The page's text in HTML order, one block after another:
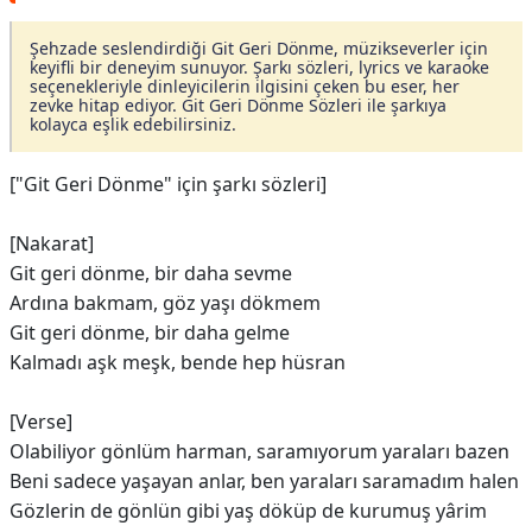
Şehzade seslendirdiği Git Geri Dönme, müzikseverler için
keyifli bir deneyim sunuyor. Şarkı sözleri, lyrics ve karaoke
seçenekleriyle dinleyicilerin ilgisini çeken bu eser, her
zevke hitap ediyor. Git Geri Dönme Sözleri ile şarkıya
kolayca eşlik edebilirsiniz.
["Git Geri Dönme" için şarkı sözleri]
[Nakarat]
Git geri dönme, bir daha sevme
Ardına bakmam, göz yaşı dökmem
Git geri dönme, bir daha gelme
Kalmadı aşk meşk, bende hep hüsran
[Verse]
Olabiliyor gönlüm harman, saramıyorum yaraları bazen
Beni sadece yaşayan anlar, ben yaraları saramadım halen
Gözlerin de gönlün gibi yaş döküp de kurumuş yârim